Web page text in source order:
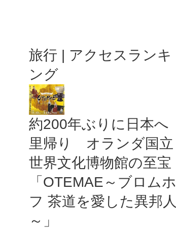
旅行 | アクセスランキ
ング
約200年ぶりに日本へ
里帰り オランダ国立
世界文化博物館の至宝
「OTEMAE～ブロムホ
フ 茶道を愛した異邦人
～」